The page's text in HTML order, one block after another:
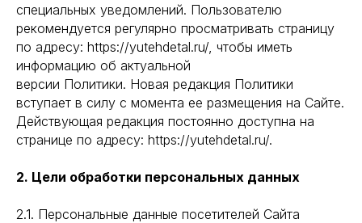
специальных уведомлений. Пользователю
рекомендуется регулярно просматривать страницу
по адресу: https://yutehdetal.ru/, чтобы иметь
информацию об актуальной
версии Политики. Новая редакция Политики
вступает в силу с момента ее размещения на Сайте.
Действующая редакция постоянно доступна на
странице по адресу: https://yutehdetal.ru/.
2. Цели обработки персональных данных
2.1. Персональные данные посетителей Сайта